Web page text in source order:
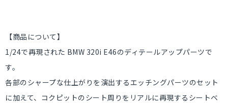
【商品について】
1/24で再現された BMW 320i E46のディテールアップパーツで
す。
各部のシャープな仕上がりを演出するエッチングパーツのセット
に加えて、コクピットのシート周りをリアルに再現するシートベ